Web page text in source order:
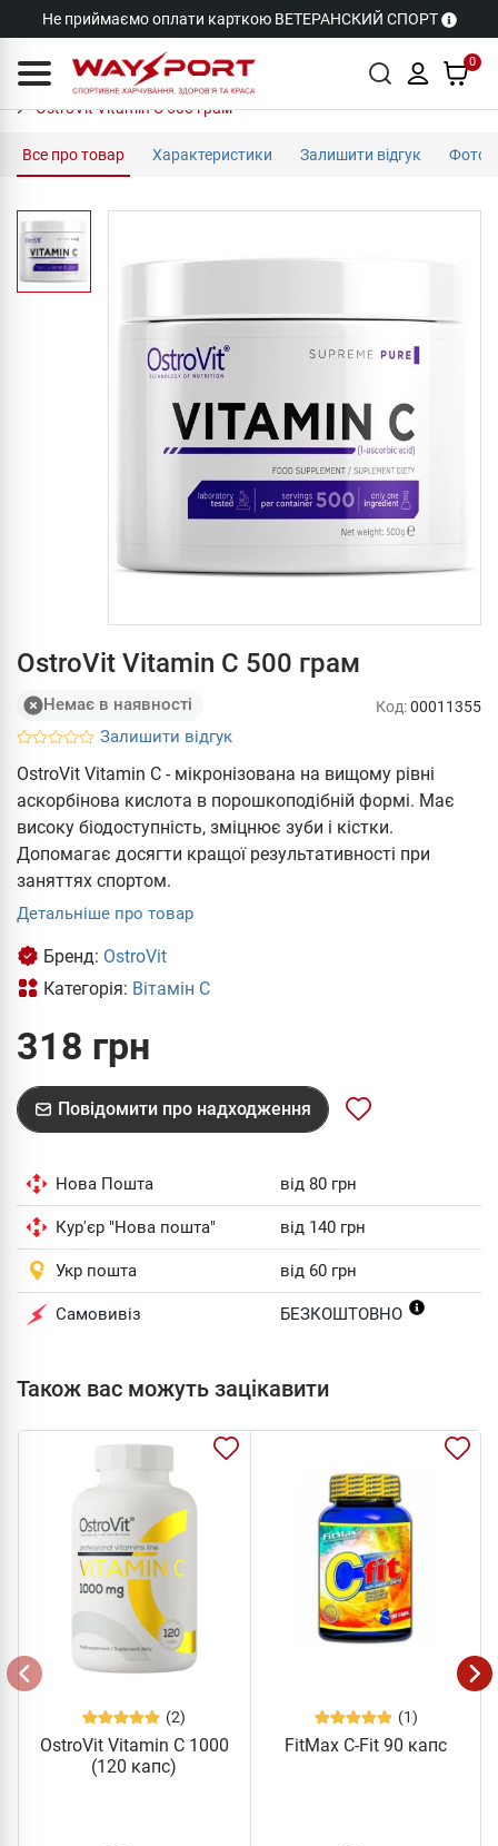
Не приймаємо оплати карткою ВЕТЕРАНСКИЙ СПОРТ
0
OstroVit Vitamin C 500 грам
Все про товар Характеристики Залишити відгук Фото
OstroVit Vitamin C 500 грам
Немає в наявності
Залишити відгук
Код:00011355
OstroVit Vitamin C - мікронізована на вищому рівні
аскорбінова кислота в порошкоподібній формі. Має
високу біодоступність, зміцнює зуби і кістки.
Допомагає досягти кращої результативності при
заняттях спортом.
Детальніше про товар
Бренд: OstroVit
Категорія: Вітамін С
318 грн
Повідомити про надходження
Нова Пошта від 80 грн
Кур'єр "Нова пошта" від 140 грн
Укр пошта від 60 грн
Самовивіз БЕЗКОШТОВНО
Також вас можуть зацікавити
(2)
OstroVit Vitamin C 1000
(120 капс)
(1)
FitMax C-Fit 90 капс